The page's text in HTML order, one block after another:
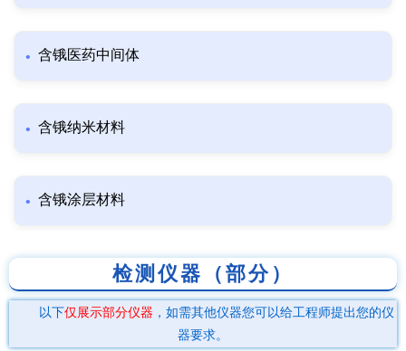
含锇医药中间体
含锇纳米材料
含锇涂层材料
检测仪器（部分）
以下仅展示部分仪器 ，如需其他仪器您可以给工程师提出您的仪
器要求。